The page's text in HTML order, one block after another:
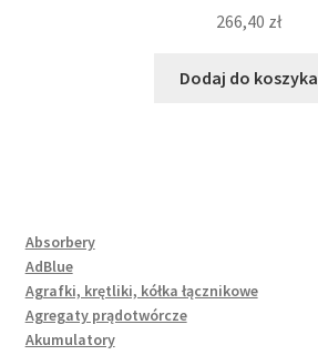
266,40 zł
Dodaj do koszyka
Absorbery
AdBlue
Agrafki, krętliki, kółka łącznikowe
Agregaty prądotwórcze
Akumulatory